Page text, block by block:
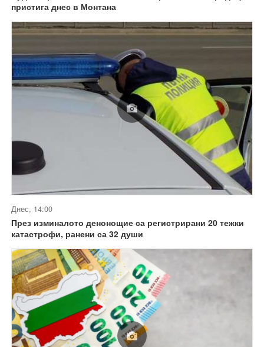
пристига днес в Монтана
Днес, 14:00
През изминалото денонощие са регистрирани 20 тежки
катастрофи, ранени са 32 души